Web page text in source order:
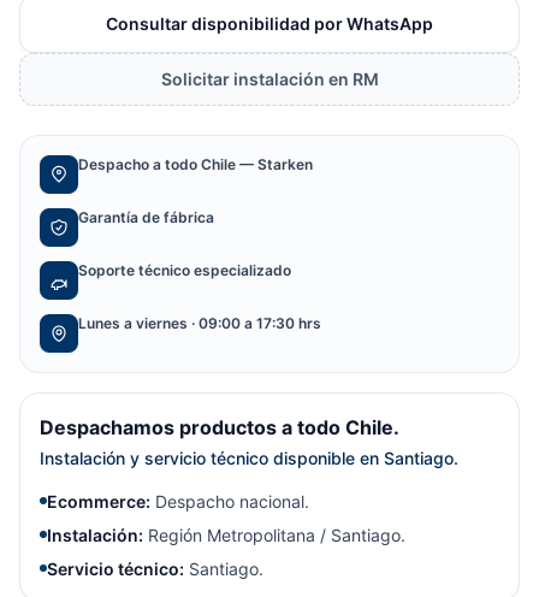
Consultar disponibilidad por WhatsApp
Solicitar instalación en RM
Despacho a todo Chile — Starken
Garantía de fábrica
Soporte técnico especializado
Lunes a viernes · 09:00 a 17:30 hrs
Despachamos productos a todo Chile.
Instalación y servicio técnico disponible en Santiago.
Ecommerce: Despacho nacional.
Instalación: Región Metropolitana / Santiago.
Servicio técnico: Santiago.